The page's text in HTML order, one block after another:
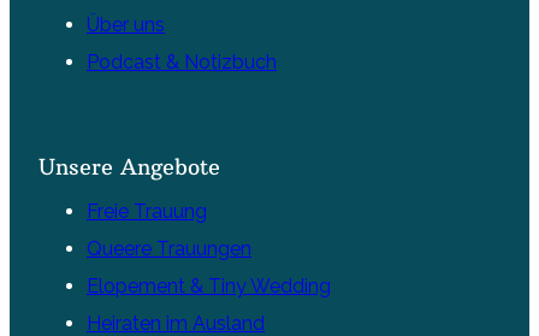
Über uns
Podcast & Notizbuch
Unsere Angebote
Freie Trauung
Queere Trauungen
Elopement & Tiny Wedding
Heiraten im Ausland